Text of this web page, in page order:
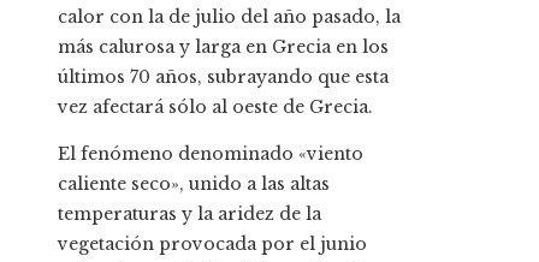
calor con la de julio del año pasado, la
más calurosa y larga en Grecia en los
últimos 70 años, subrayando que esta
vez afectará sólo al oeste de Grecia.
El fenómeno denominado «viento
caliente seco», unido a las altas
temperaturas y la aridez de la
vegetación provocada por el junio